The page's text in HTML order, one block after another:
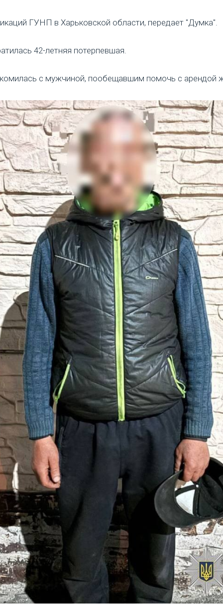
ГУНП в Харьковской области, передает "Думка".
42-летняя потерпевшая.
с мужчиной, пообещавшим помочь с арендой